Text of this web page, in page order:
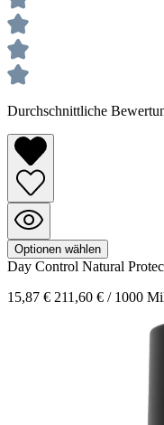
Durchschnittliche
Optionen wählen
Day Control Natural
15,87 € 211,60 € / 1000